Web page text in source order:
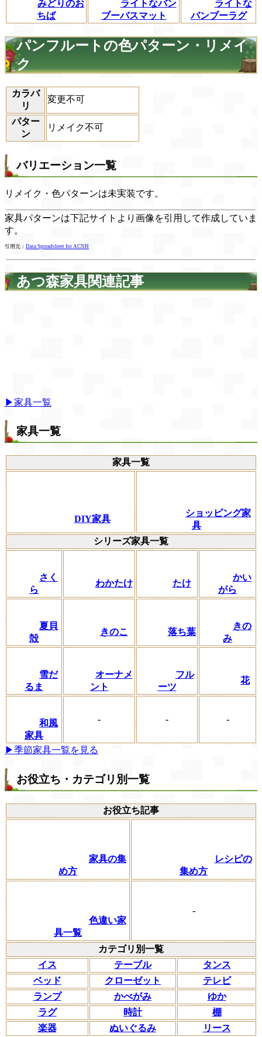
みどりのお
ちば
ライトなバン
ブーバスマット
ライトな
バンブーラグ
パンフルートの色パターン・リメイ
ク
カラバ
リ
変更不可
パター
ン
リメイク不可
バリエーション一覧
リメイク・色パターンは未実装です。
家具パターンは下記サイトより画像を引用して作成していま
す。
引用元： Data Spreadsheet for ACNH
あつ森家具関連記事
▶家具一覧
家具一覧
家具一覧
DIY家具
ショッピング家
具
シリーズ家具一覧
さく
ら
わかたけ たけ
かい
がら
夏貝
殻
きのこ 落ち葉
きの
み
雪だ
るま
オーナメ
ント
フル
ーツ
花
和風
家具
- - -
▶季節家具一覧を見る
お役立ち・カテゴリ別一覧
お役立ち記事
家具の集
め方
レシピの
集め方
色違い家
具一覧
-
カテゴリ別一覧
イス
テーブル
タンス
ベッド
クローゼット
テレビ
ランプ
かべがみ
ゆか
ラグ
時計
棚
楽器
ぬいぐるみ
リース